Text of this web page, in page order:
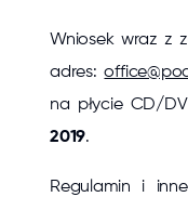
Wniosek wraz z
adres:
na płycie CD/
2019.
Regulamin i